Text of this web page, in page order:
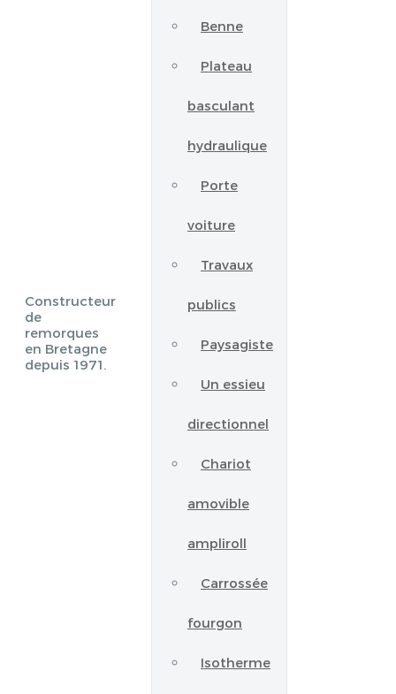
Constructeur
de
remorques
en Bretagne
depuis 1971.
Benne
Plateau
basculant
hydraulique
Porte
voiture
Travaux
publics
Paysagiste
Un essieu
directionnel
Chariot
amovible
ampliroll
Carrossée
fourgon
Isotherme